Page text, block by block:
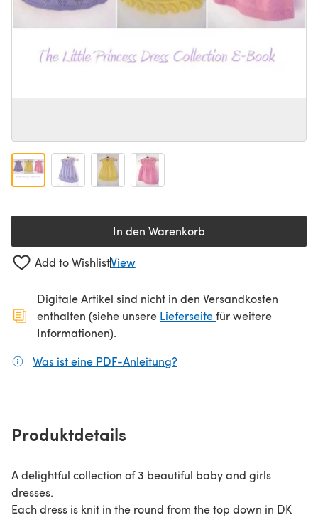
In den Warenkorb
Add to WishlistView
Digitale Artikel sind nicht in den Versandkosten
enthalten (siehe unsere Lieferseite(öffnet sich in
für weitere
Informationen).
Was ist eine PDF-Anleitung?
Produktdetails
A delightful collection of 3 beautiful baby and girls
dresses.
Each dress is knit in the round from the top down in DK